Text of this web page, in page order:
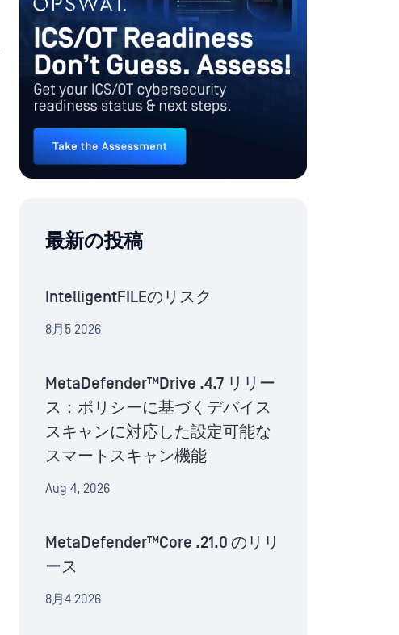
最新の投稿
IntelligentFILEのリスク
8月5 2026
MetaDefender™Drive .4.7 リリー
ス：ポリシーに基づくデバイス
スキャンに対応した設定可能な
スマートスキャン機能
Aug 4, 2026
MetaDefender™Core .21.0 のリリ
ース
8月4 2026